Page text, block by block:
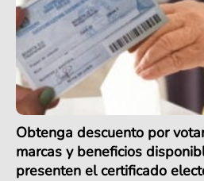
Obtenga descuento por
marcas y beneficios
presenten el certificado